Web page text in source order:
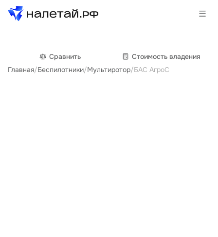
Товары
Услуги
Сравнить
Cтоимость владения
Главная/Беспилотники/Мультиротор/БАС АгроС